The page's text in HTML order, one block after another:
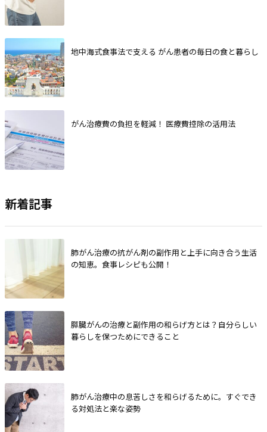
地中海式食事法で支える がん患者の毎日の食と暮らし
がん治療費の負担を軽減！ 医療費控除の活用法
新着記事
肺がん治療の抗がん剤の副作用と上手に向き合う生活
の知恵。食事レシピも公開！
膵臓がんの治療と副作用の和らげ方とは？自分らしい
暮らしを保つためにできること
肺がん治療中の息苦しさを和らげるために。すぐでき
る対処法と楽な姿勢